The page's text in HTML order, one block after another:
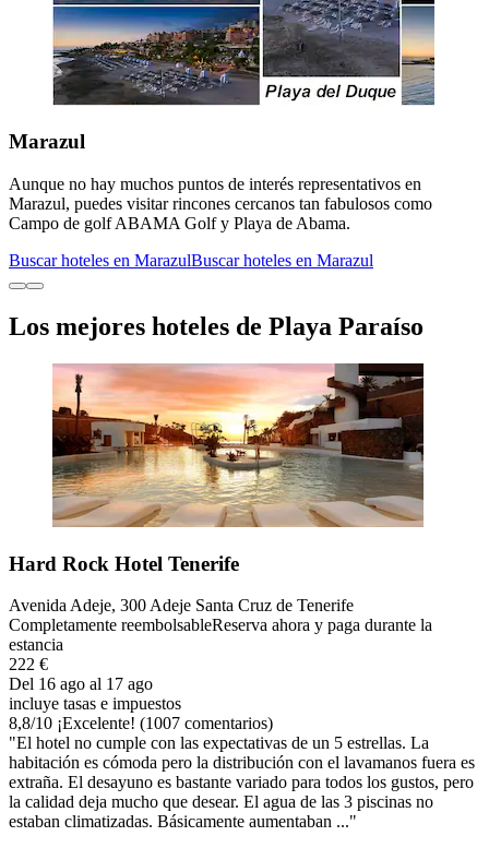
Marazul
Aunque no hay muchos puntos de interés representativos en
Marazul, puedes visitar rincones cercanos tan fabulosos como
Campo de golf ABAMA Golf y Playa de Abama.
Buscar hoteles en MarazulBuscar hoteles en Marazul
Los mejores hoteles de Playa Paraíso
Hard Rock Hotel Tenerife
Avenida Adeje, 300 Adeje Santa Cruz de Tenerife
Completamente reembolsableReserva ahora y paga durante la
estancia
222 €
Del 16 ago al 17 ago
incluye tasas e impuestos
8,8/10 ¡Excelente! (1007 comentarios)
"El hotel no cumple con las expectativas de un 5 estrellas. La
habitación es cómoda pero la distribución con el lavamanos fuera es
extraña. El desayuno es bastante variado para todos los gustos, pero
la calidad deja mucho que desear. El agua de las 3 piscinas no
estaban climatizadas. Básicamente aumentaban ..."